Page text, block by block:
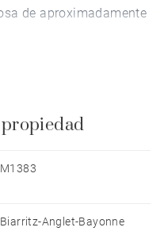
de aproximadamente
bolera, una zona
propiedad
M1383
Biarritz-Anglet-Bayonne